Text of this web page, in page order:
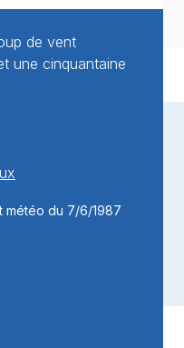
de vent
une cinquantaine